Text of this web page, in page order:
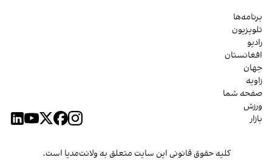
برنامه‌ها
تلویزیون
رادیو
افغانستان
جهان
زاویه
صفحه شما
ورزش
بازار
کلیه حقوق قانونی این سایت متعلق به ولانت‌مدیا است.